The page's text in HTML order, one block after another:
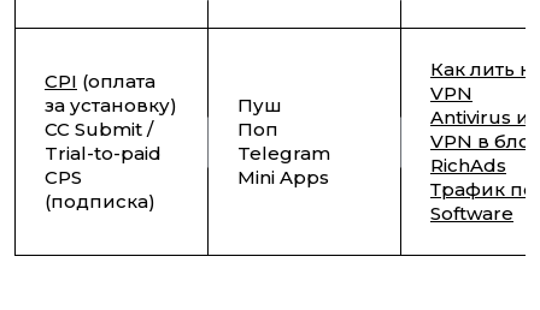
CPI (оплата
за установку)
CC Submit /
Trial-to-paid
CPS
(подписка)
Пуш
Поп
Telegram
Mini Apps
Как лить
VPN
Antivirus и
VPN в
RichAds
Трафик
Software